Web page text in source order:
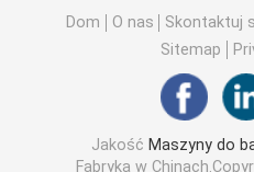
Sprzęt do testowania
Sprzęt do testowania
przyrządy do testowania
Dom O nas Skontaktuj
Sitemap
Jakość Maszyny do
Fabryka w